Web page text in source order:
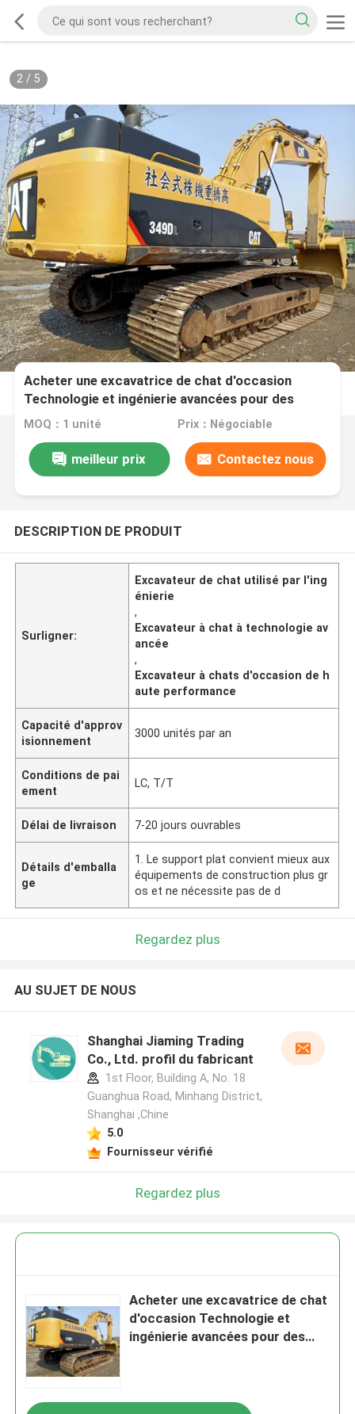
2/ 5
Acheter une excavatrice de chat d'occasion
Technologie et ingénierie avancées pour des
performances supérieures
MOQ：1 unité Prix：Négociable
meilleur prix Contactez nous
DESCRIPTION DE PRODUIT
Surligner:
Excavateur de chat utilisé par l'ing
énierie
,
Excavateur à chat à technologie av
ancée
,
Excavateur à chats d'occasion de h
aute performance
Capacité d'approv
isionnement
3000 unités par an
Conditions de pai
ement
LC, T/T
Délai de livraison 7-20 jours ouvrables
Détails d'emballa
ge
1. Le support plat convient mieux aux
équipements de construction plus gr
os et ne nécessite pas de d
Regardez plus
AU SUJET DE NOUS
Shanghai Jiaming Trading
Co., Ltd. profil du fabricant
1st Floor, Building A, No. 18
Guanghua Road, Minhang District,
Shanghai ,Chine
5.0
Fournisseur vérifié
Regardez plus
Acheter une excavatrice de chat
d'occasion Technologie et
ingénierie avancées pour des